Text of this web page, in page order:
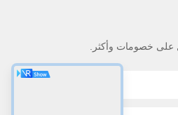
على خصومات وأكثر.